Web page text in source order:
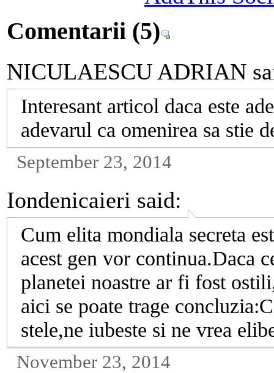
Comentarii (5)
NICULAESCU ADRIAN
Interesant articol daca este
adevarul ca omenirea sa stie
September 23, 2014
Iondenicaieri said:
Cum elita mondiala secreta
acest gen vor continua.Daca
planetei noastre ar fi fost
aici se poate trage
stele,ne iubeste si ne vrea
November 23, 2014